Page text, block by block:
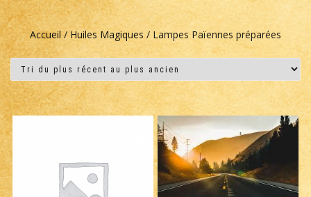
Accueil / Huiles Magiques / Lampes Païennes préparées